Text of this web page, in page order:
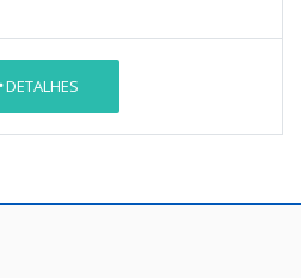
DETALHES